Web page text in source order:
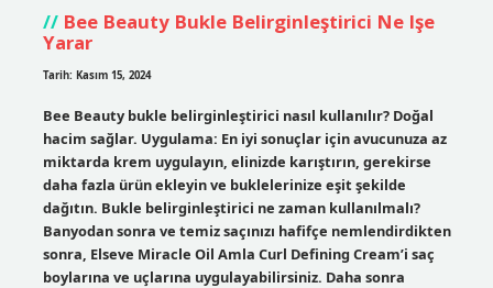
Bee Beauty Bukle Belirginleştirici Ne Işe
Yarar
Tarih: Kasım 15, 2024
Bee Beauty bukle belirginleştirici nasıl kullanılır? Doğal
hacim sağlar. Uygulama: En iyi sonuçlar için avucunuza az
miktarda krem ​​uygulayın, elinizde karıştırın, gerekirse
daha fazla ürün ekleyin ve buklelerinize eşit şekilde
dağıtın. Bukle belirginleştirici ne zaman kullanılmalı?
Banyodan sonra ve temiz saçınızı hafifçe nemlendirdikten
sonra, Elseve Miracle Oil Amla Curl Defining Cream’i saç
boylarına ve uçlarına uygulayabilirsiniz. Daha sonra